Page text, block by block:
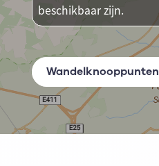
beschikbaar zijn.
Wandelknooppunten